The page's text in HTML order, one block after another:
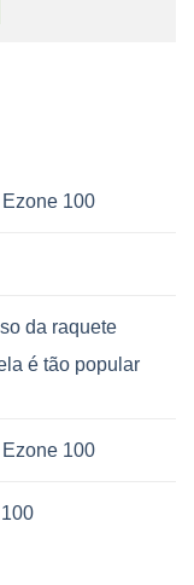
100
da raquete
é tão popular
100